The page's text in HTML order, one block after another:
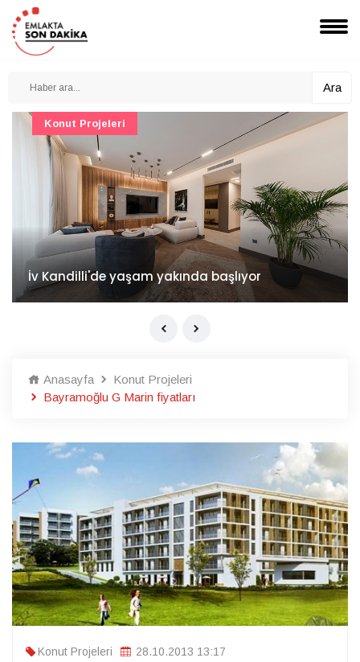
Ara
İv Kandilli'de yaşam yakında başlıyor
Konut Projeleri
Anasayfa
Konut Projeleri
Bayramoğlu G Marin fiyatları
Konut Projeleri
28.10.2013 13:17